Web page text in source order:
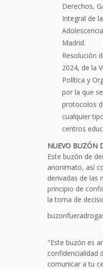
Derechos,
Integral de
Madrid.
Resolución
2024, de la
Política y
por la que
protocolos
cualquier
centros
NUEVO BUZÓN
Este buzón de
anonimato, así
derivadas de las
principio de
la toma de
"Este buzón es
confidencialidad
comunicar a tu